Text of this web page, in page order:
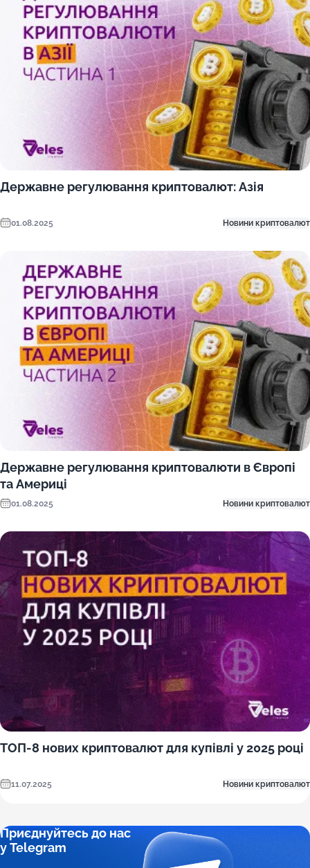
Державне регулювання криптовалют: Азія
01.08.2025 Новини криптовалют
Державне регулювання криптовалюти в Європі
та Америці
01.08.2025 Новини криптовалют
ТОП-8 нових криптовалют для купівлі у 2025 році
11.07.2025 Новини криптовалют
Приєднуйтесь до нас
у Telegram